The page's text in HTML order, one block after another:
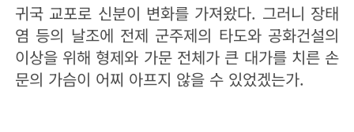
귀국 교포로 신분이 변화를 가져왔다. 그러니 장태
염 등의 날조에 전제 군주제의 타도와 공화건설의
이상을 위해 형제와 가문 전체가 큰 대가를 치른 손
문의 가슴이 어찌 아프지 않을 수 있었겠는가.